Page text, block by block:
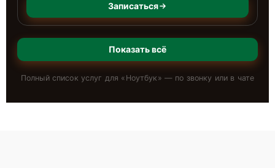
Записаться
Показать всё
Полный список услуг для « Ноутбук » — по звонку или в чате